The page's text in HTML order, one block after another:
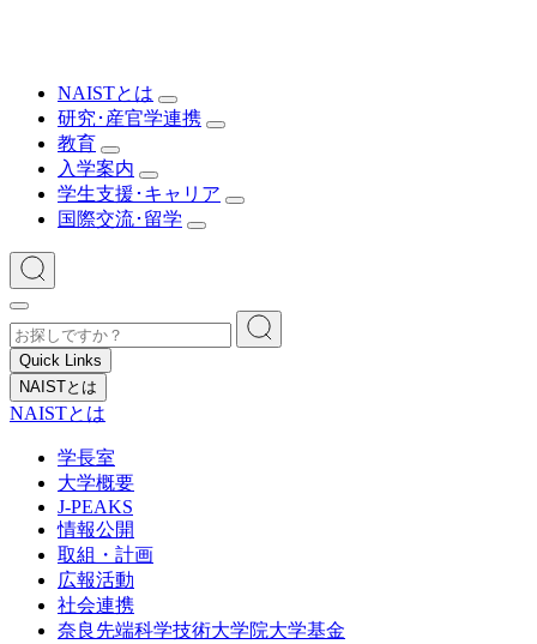
NAISTとは
研究･産官学連携
教育
入学案内
学生支援･キャリア
国際交流･留学
Quick Links
NAISTとは
NAISTとは
学長室
大学概要
J-PEAKS
情報公開
取組・計画
広報活動
社会連携
奈良先端科学技術大学院大学基金